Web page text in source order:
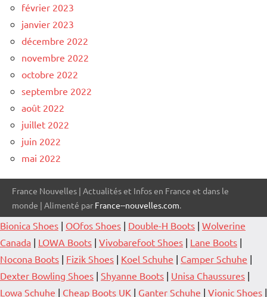
février 2023
janvier 2023
décembre 2022
novembre 2022
octobre 2022
septembre 2022
août 2022
juillet 2022
juin 2022
mai 2022
France Nouvelles | Actualités et Infos en France et dans le
monde | Alimenté par France--nouvelles.com
Bionica Shoes | OOfos Shoes | Double-H Boots | Wolverine
Canada | LOWA Boots | Vivobarefoot Shoes | Lane Boots |
Nocona Boots | Fizik Shoes | Koel Schuhe | Camper Schuhe |
Dexter Bowling Shoes | Shyanne Boots | Unisa Chaussures |
Lowa Schuhe | Cheap Boots UK | Ganter Schuhe | Vionic Shoes |